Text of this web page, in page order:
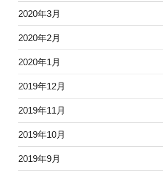
2020年3月
2020年2月
2020年1月
2019年12月
2019年11月
2019年10月
2019年9月